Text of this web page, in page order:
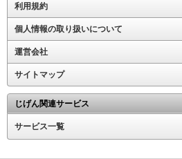
利用規約
個人情報の取り扱いについて
運営会社
サイトマップ
じげん関連サービス
サービス一覧